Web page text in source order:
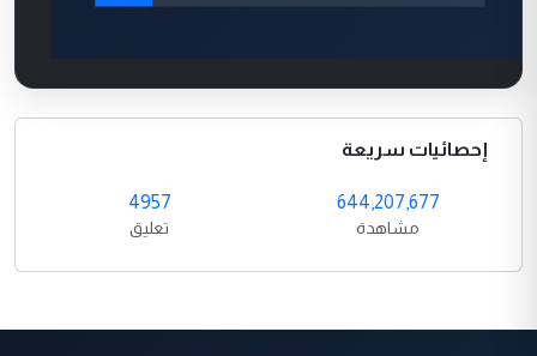
إحصائيات سريعة
644,207,677
مشاهدة
4957
تعليق